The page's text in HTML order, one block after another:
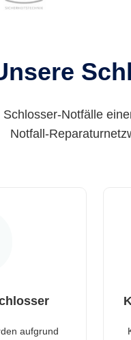
Notfälle
Notfall-
aufgrund